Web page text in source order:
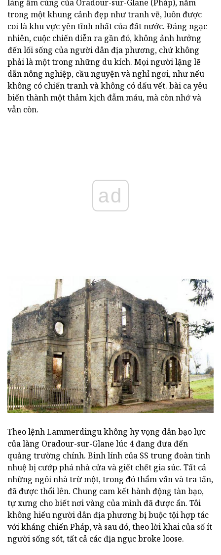
làng ấm cúng của Oradour-sur-Glane (Pháp), nằm
trong một khung cảnh đẹp như tranh vẽ, luôn được
coi là khu vực yên tĩnh nhất của đất nước. Đáng ngạc
nhiên, cuộc chiến diễn ra gần đó, không ảnh hưởng
đến lối sống của người dân địa phương, chứ không
phải là một trong những du kích. Mọi người lặng lẽ
dẫn nông nghiệp, cầu nguyện và nghỉ ngơi, như nếu
không có chiến tranh và không có dấu vết. bài ca yêu
biến thành một thảm kịch đẫm máu, mà còn nhớ và
vẫn còn.
ad
Theo lệnh Lammerdingu không hy vọng dân bạo lực
của làng Oradour-sur-Glane lúc 4 đang đưa đến
quảng trường chính. Binh lính của SS trung đoàn tinh
nhuệ bị cướp phá nhà cửa và giết chết gia súc. Tất cả
những ngôi nhà trừ một, trong đó thẩm vấn và tra tấn,
đã được thổi lên. Chung cam kết hành động tàn bạo,
tự xưng cho biết nơi vàng của mình đã được ẩn. Tôi
không hiểu người dân địa phương bị buộc tội hợp tác
với kháng chiến Pháp, và sau đó, theo lời khai của số ít
người sống sót, tất cả các địa ngục broke loose.